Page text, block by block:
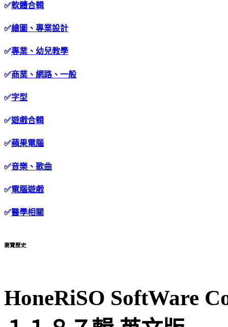
✅軟體合輯
✅繪圖、專業設計
✅專業、幼兒教學
✅商業、網路、一般
✅字型
✅遊戲合輯
✅蘋果電腦
✅音樂、歌曲
✅電腦遊戲
✅醫學相關
瀏覽歷史
HoneRiSO SoftWare